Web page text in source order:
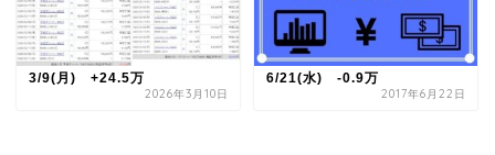
3/9(月) +24.5万
2026年3月10日
6/21(水) -0.9万
2017年6月22日